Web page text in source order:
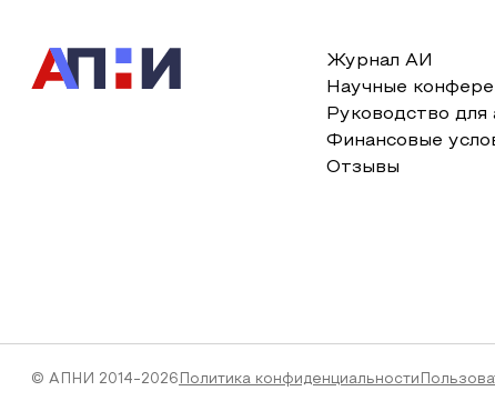
Журнал АИ
Научные
Руководство для
Финансовые
Отзывы
© АПНИ 2014-2026 Политика конфиденциальности